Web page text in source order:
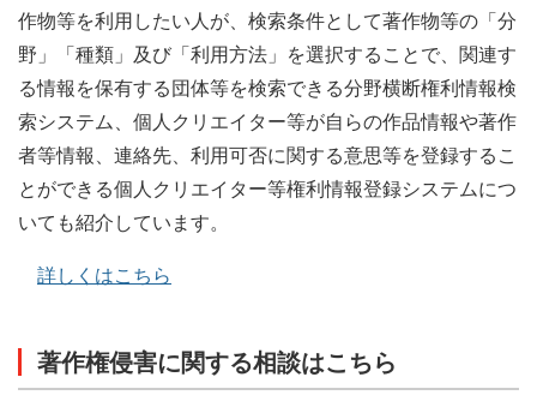
作物等を利用したい人が、検索条件として著作物等の「分
野」「種類」及び「利用方法」を選択することで、関連す
る情報を保有する団体等を検索できる分野横断権利情報検
索システム、個人クリエイター等が自らの作品情報や著作
者等情報、連絡先、利用可否に関する意思等を登録するこ
とができる個人クリエイター等権利情報登録システムにつ
いても紹介しています。
詳しくはこちら
著作権侵害に関する相談はこちら